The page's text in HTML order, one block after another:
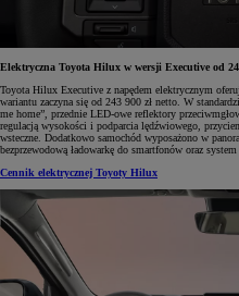
Elektryczna Toyota Hilux w wersji Executive od
Toyota Hilux Executive z napędem elektrycznym
wariantu zaczyna się od 243 900 zł netto. W
me home”, przednie LED-owe reflektory
regulacją wysokości i podparcia lędźwiowego,
wsteczne. Dodatkowo samochód wyposażono w
bezprzewodową ładowarkę do smartfonów oraz
Cennik elektrycznej Toyoty Hilux